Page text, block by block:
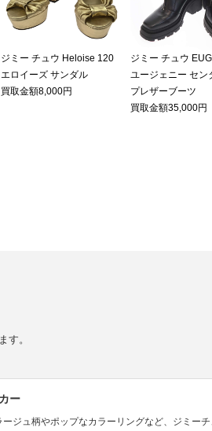
ジミー チュウ Heloise 120
エロイーズ サンダル
買取金額8,000円
ジミー チュウ
ユージェニー セン
プレザーブーツ
買取金額35,000円
す。
ー
ージュ柄やポップなカラーリングなど、ジミー